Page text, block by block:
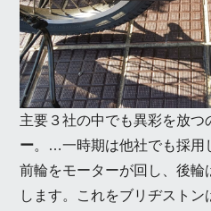
主要３社の中でも異彩を放つ
ー。…一時期は他社でも採用
前輪をモーターが回し、後輪
します。これをブリヂスト